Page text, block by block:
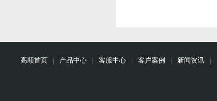
高顺首页 产品中心 客服中心 客户案例 新闻资讯